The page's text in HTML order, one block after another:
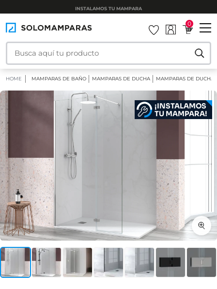
INSTALAMOS TU MAMPARA
0
HOME MAMPARAS DE BAÑO MAMPARAS DE DUCHA MAMPARAS DE DUCHA
¡INSTALAMOS
TU MAMPARA!